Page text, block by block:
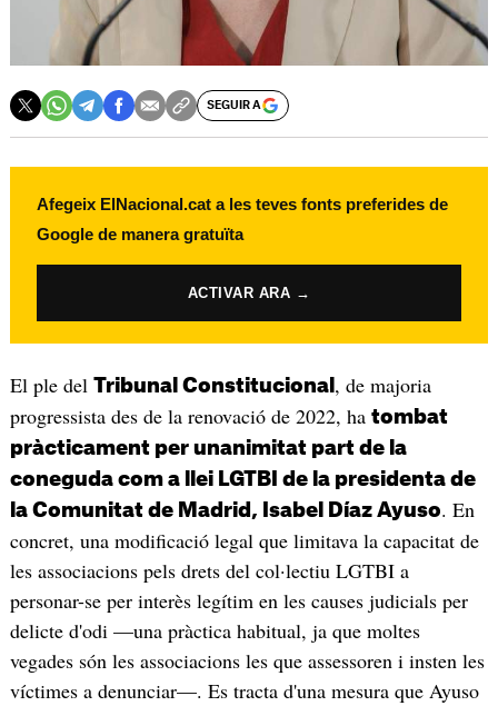
SEGUIR A
Afegeix ElNacional.cat a les teves fonts preferides de
Google de manera gratuïta
ACTIVAR ARA →
El ple del Tribunal Constitucional , de majoria
progressista des de la renovació de 2022, ha tombat
pràcticament per unanimitat part de la
coneguda com a llei LGTBI de la presidenta de
la Comunitat de Madrid, Isabel Díaz Ayuso. En
concret, una modificació legal que limitava la capacitat de
les associacions pels drets del col·lectiu LGTBI a
personar-se per interès legítim en les causes judicials per
delicte d'odi —una pràctica habitual, ja que moltes
vegades són les associacions les que assessoren i insten les
víctimes a denunciar—. Es tracta d'una mesura que Ayuso